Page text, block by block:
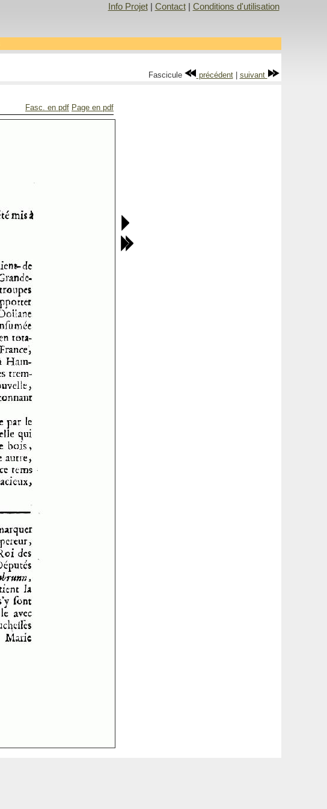
Info Projet| Contact| Conditions d'utilisation
Fascicule précédent| suivant
Fasc. en pdf Page en pdf